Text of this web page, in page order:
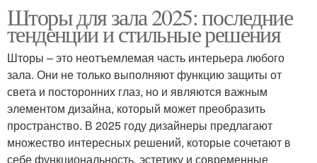
Шторы для зала 2025: последние
тенденции и стильные решения
Шторы – это неотъемлемая часть интерьера любого
зала. Они не только выполняют функцию защиты от
света и посторонних глаз, но и являются важным
элементом дизайна, который может преобразить
пространство. В 2025 году дизайнеры предлагают
множество интересных решений, которые сочетают в
себе функциональность, эстетику и современные